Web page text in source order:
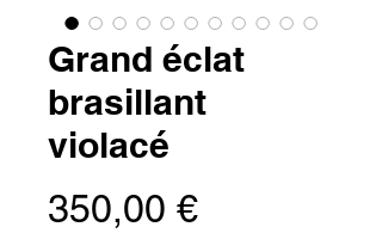
Grand éclat
brasillant
violacé
350,00 €Prezzo